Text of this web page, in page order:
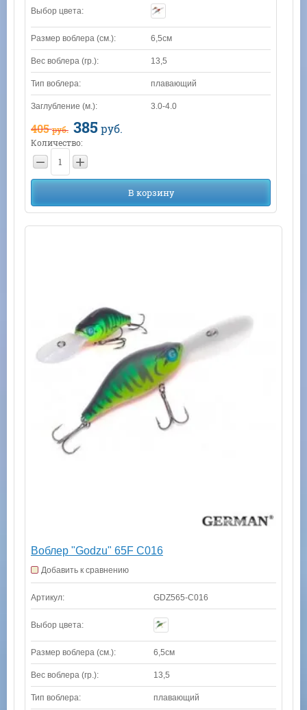
Выбор цвета:
Размер воблера (см.): 6,5см
Вес воблера (гр.): 13,5
Тип воблера: плавающий
Заглубление (м.): 3.0-4.0
405руб. 385руб.
Количество:
− +
В корзину
Воблер "Godzu" 65F C016
Добавить к сравнению
Артикул: GDZ565-C016
Выбор цвета:
Размер воблера (см.): 6,5см
Вес воблера (гр.): 13,5
Тип воблера: плавающий